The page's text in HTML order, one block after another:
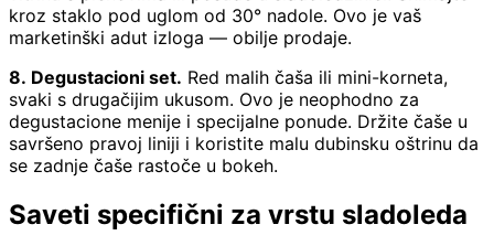
kroz staklo pod uglom od 30° nadole. Ovo je vaš
marketinški adut izloga — obilje prodaje.
8. Degustacioni set. Red malih čaša ili mini-korneta,
svaki s drugačijim ukusom. Ovo je neophodno za
degustacione menije i specijalne ponude. Držite čaše u
savršeno pravoj liniji i koristite malu dubinsku oštrinu da
se zadnje čaše rastoče u bokeh.
Saveti specifični za vrstu sladoleda